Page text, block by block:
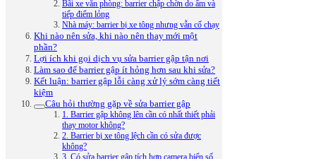
Bãi xe văn phòng: barrier chập chờn do ẩm và
tiếp điểm lỏng
Nhà máy: barrier bị xe tông nhưng vẫn cố chạy
Khi nào nên sửa, khi nào nên thay mới một
phần?
Lợi ích khi gọi dịch vụ sửa barrier gập tận nơi
Làm sao để barrier gập ít hỏng hơn sau khi sửa?
Kết luận: barrier gập lỗi càng xử lý sớm càng tiết
kiệm
Câu hỏi thường gặp về sửa barrier gập
1. Barrier gập không lên cần có nhất thiết phải
thay motor không?
2. Barrier bị xe tông lệch cần có sửa được
không?
3. Có sửa barrier gập tích hợp camera biển số